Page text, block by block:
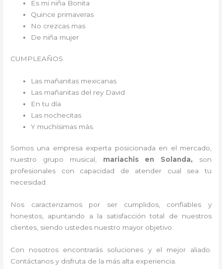
Es mi niña Bonita
Quince primaveras
No crezcas mas
De niña mujer
CUMPLEAÑOS
Las mañanitas mexicanas
Las mañanitas del rey David
En tu día
Las nochecitas
Y muchísimas más.
Somos una empresa experta posicionada en el mercado,
nuestro grupo musical, mariachis en Solanda, son
profesionales con capacidad de atender cual sea tu
necesidad.
Nos caracterizamos por ser cumplidos, confiables y
honestos, apuntando a la satisfacción total de nuestros
clientes, siendo ustedes nuestro mayor objetivo.
Con nosotros encontrarás soluciones y el mejor aliado.
Contáctanos y disfruta de la más alta experiencia.